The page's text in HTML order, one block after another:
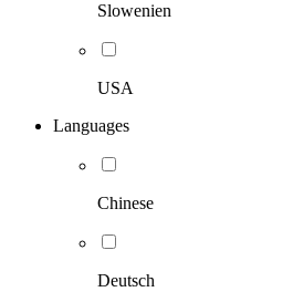
Slowenien
USA
Languages
Chinese
Deutsch